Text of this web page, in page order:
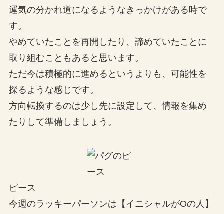
運気の分かれ道になるようなきっかけがある時で
す。
やめていたことを再開したり、諦めていたことに
取り組むこともあると思います。
ただ今は積極的に進めるというよりも、可能性を
探るような感じです。
方向転換するのは少し先に設定して、情報を集め
たりして準備しましょう。
ピース
今週のラッキーパーソンは【イニシャルがOの人】